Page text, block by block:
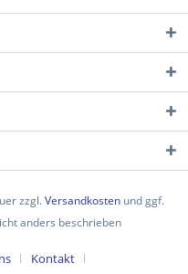
gelesen,
zzgl.Versandkosten und ggf.
anders beschrieben
Kontakt